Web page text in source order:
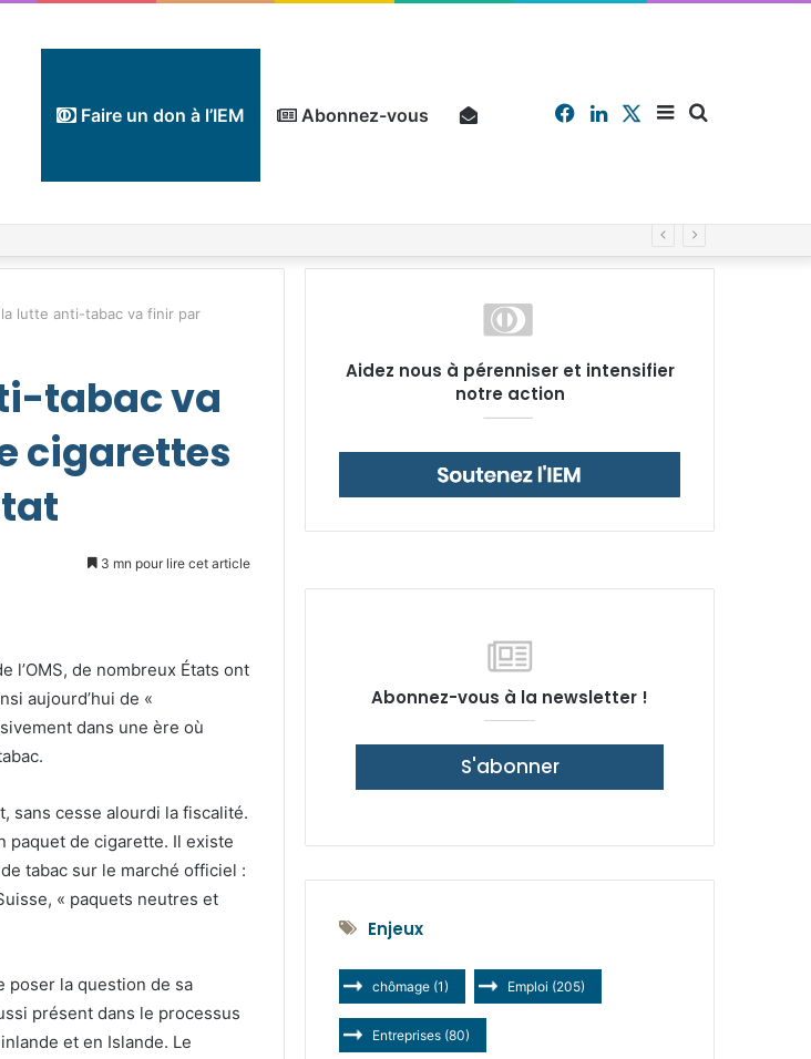
Faire un don à l’IEM Abonnez-vous Sidebar
X
Linkedin
Facebook
lutte anti-tabac va finir par
tabac va
cigarettes
3 mn pour lire cet article
l’OMS, de nombreux États ont
aujourd’hui de «
dans une ère où
sans cesse alourdi la fiscalité.
paquet de cigarette. Il existe
tabac sur le marché officiel :
« paquets neutres et
poser la question de sa
présent dans le processus
et en Islande. Le
Aidez nous à pérenniser et intensifier
notre action
Abonnez-vous à la newsletter !
S'abonner
Enjeux
chômage (1) Emploi (205)
Entreprises (80)